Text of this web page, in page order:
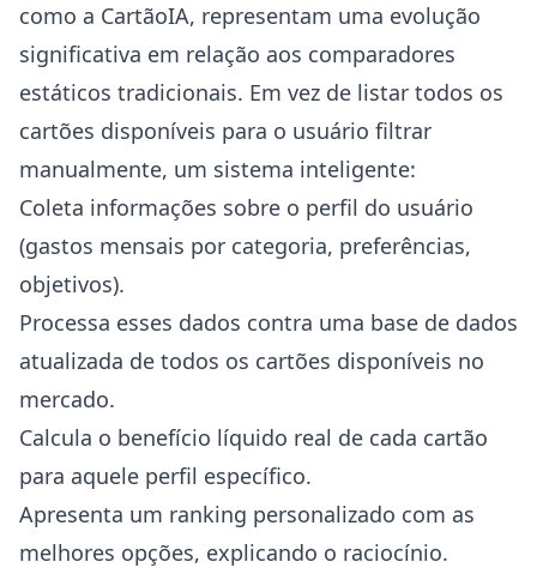
como a CartãoIA, representam uma evolução
significativa em relação aos comparadores
estáticos tradicionais. Em vez de listar todos os
cartões disponíveis para o usuário filtrar
manualmente, um sistema inteligente:
Coleta informações sobre o perfil do usuário
(gastos mensais por categoria, preferências,
objetivos).
Processa esses dados contra uma base de dados
atualizada de todos os cartões disponíveis no
mercado.
Calcula o benefício líquido real de cada cartão
para aquele perfil específico.
Apresenta um ranking personalizado com as
melhores opções, explicando o raciocínio.